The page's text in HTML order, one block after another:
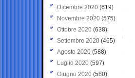
Dicembre 2020 (619)
Novembre 2020 (575)
Ottobre 2020 (638)
Settembre 2020(465)
Agosto 2020 (588)
Luglio 2020 (597)
Giugno 2020 (580)